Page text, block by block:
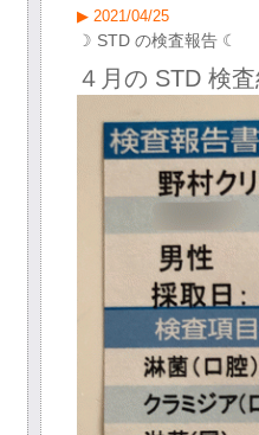
▶ 2021/04/25
☽ STD の検査報告 ☾
４月の STD 検